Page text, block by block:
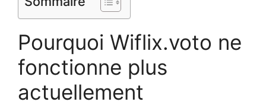
Pourquoi Wiflix.voto ne
fonctionne plus
actuellement